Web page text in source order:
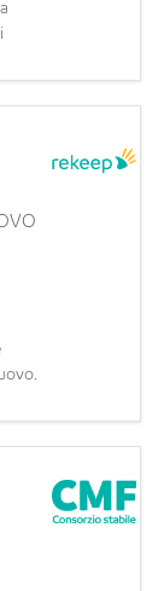
è
e
6
di